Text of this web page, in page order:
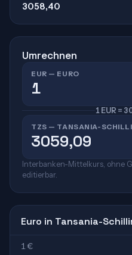
3058,40
Umrechnen
EUR — EURO
1 EUR =
TZS — TANSANIA-
Interbanken-Mittelkurs, ohne
editierbar.
Euro in Tansania-
1 €